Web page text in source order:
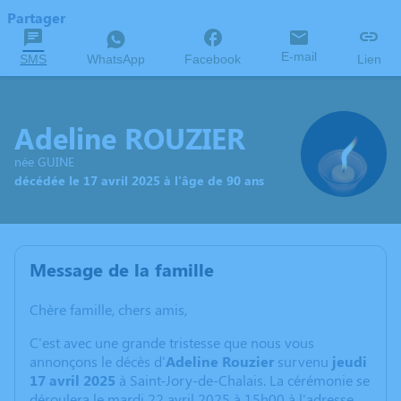
Partager
SMS WhatsApp Facebook E-mail Lien
Adeline ROUZIER
née GUINE
décédée le 17 avril 2025 à l'âge de 90 ans
Message de la famille
Chère famille, chers amis,
C'est avec une grande tristesse que nous vous
annonçons le décès d'Adeline Rouzier survenu jeudi
17 avril 2025 à Saint-Jory-de-Chalais. La cérémonie se